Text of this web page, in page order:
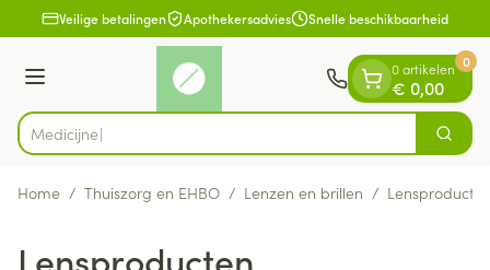
Ga naar de inhoud
1 van 1Veilige betalingen Apothekersadvies Snelle beschikbaarheid
Menu
Product, merk, categorie... Zoek
0 artikelen
€ 0,00
0
Home / Thuiszorg en EHBO / Lenzen en brillen / Lensproducten
Lensproducten